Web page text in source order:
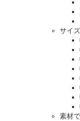
サイ
素材